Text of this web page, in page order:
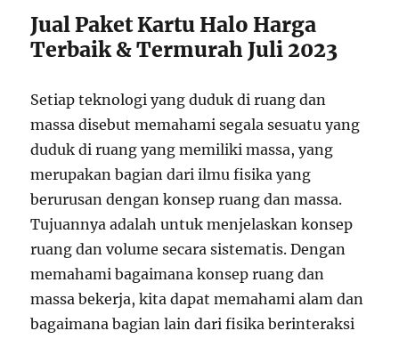
Jual Paket Kartu Halo Harga
Terbaik & Termurah Juli 2023
Setiap teknologi yang duduk di ruang dan
massa disebut memahami segala sesuatu yang
duduk di ruang yang memiliki massa, yang
merupakan bagian dari ilmu fisika yang
berurusan dengan konsep ruang dan massa.
Tujuannya adalah untuk menjelaskan konsep
ruang dan volume secara sistematis. Dengan
memahami bagaimana konsep ruang dan
massa bekerja, kita dapat memahami alam dan
bagaimana bagian lain dari fisika berinteraksi